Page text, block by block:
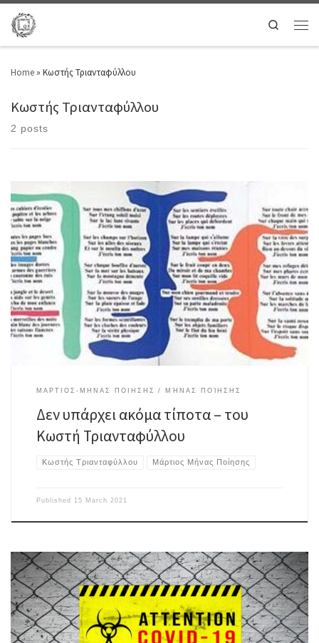
Search
Home » Κωστής Τριανταφύλλου
Κωστής Τριανταφύλλου
2 posts
ξέρω πολύ το τίποταστης τσίχλας τον ρυθμόστους πολυσύχναστους
δρόμουςνιώθοντας το τίποτα να σπρώχνειςζώντας στα μέτρα του δεν
θέλω τίποτα από το τίποτά σαςσκεφτόμουνα να γίνουμε τα πάνταγια το
τίποταγια τα χαρούμενα βρόχινα σύννεφα δύσκολες λέξειςνα ειπωθούν
ελεύθερανα παρακολουθούν τα σύννεφαόταν τα λόγια σου μετέωρα στο
ύφος του θανάτουμασκοφόροι που γίναν […]
ΜΑΡΤΙΟΣ-ΜΗΝΑΣ ΠΟΙΗΣΗΣ ΜΉΝΑΣ ΠΟΊΗΣΗΣ
Δεν υπάρχει ακόμα τίποτα – του
Κωστή Τριανταφύλλου
Κωστής Τριανταφύλλου Μάρτιος Μήνας Ποίησης
Published 15 March 2021
λίγος φόβος μόνον χρειάζεται μπορείτε να επιλέξετε μια από τις
κατηγορίες συνδέσμων στο βασικό μενού ή να χρησιμοποιήσετε την
αναζήτηση τοποθετώντας στο σχετικό πλαίσιο την κατεπείγουσα λέξη